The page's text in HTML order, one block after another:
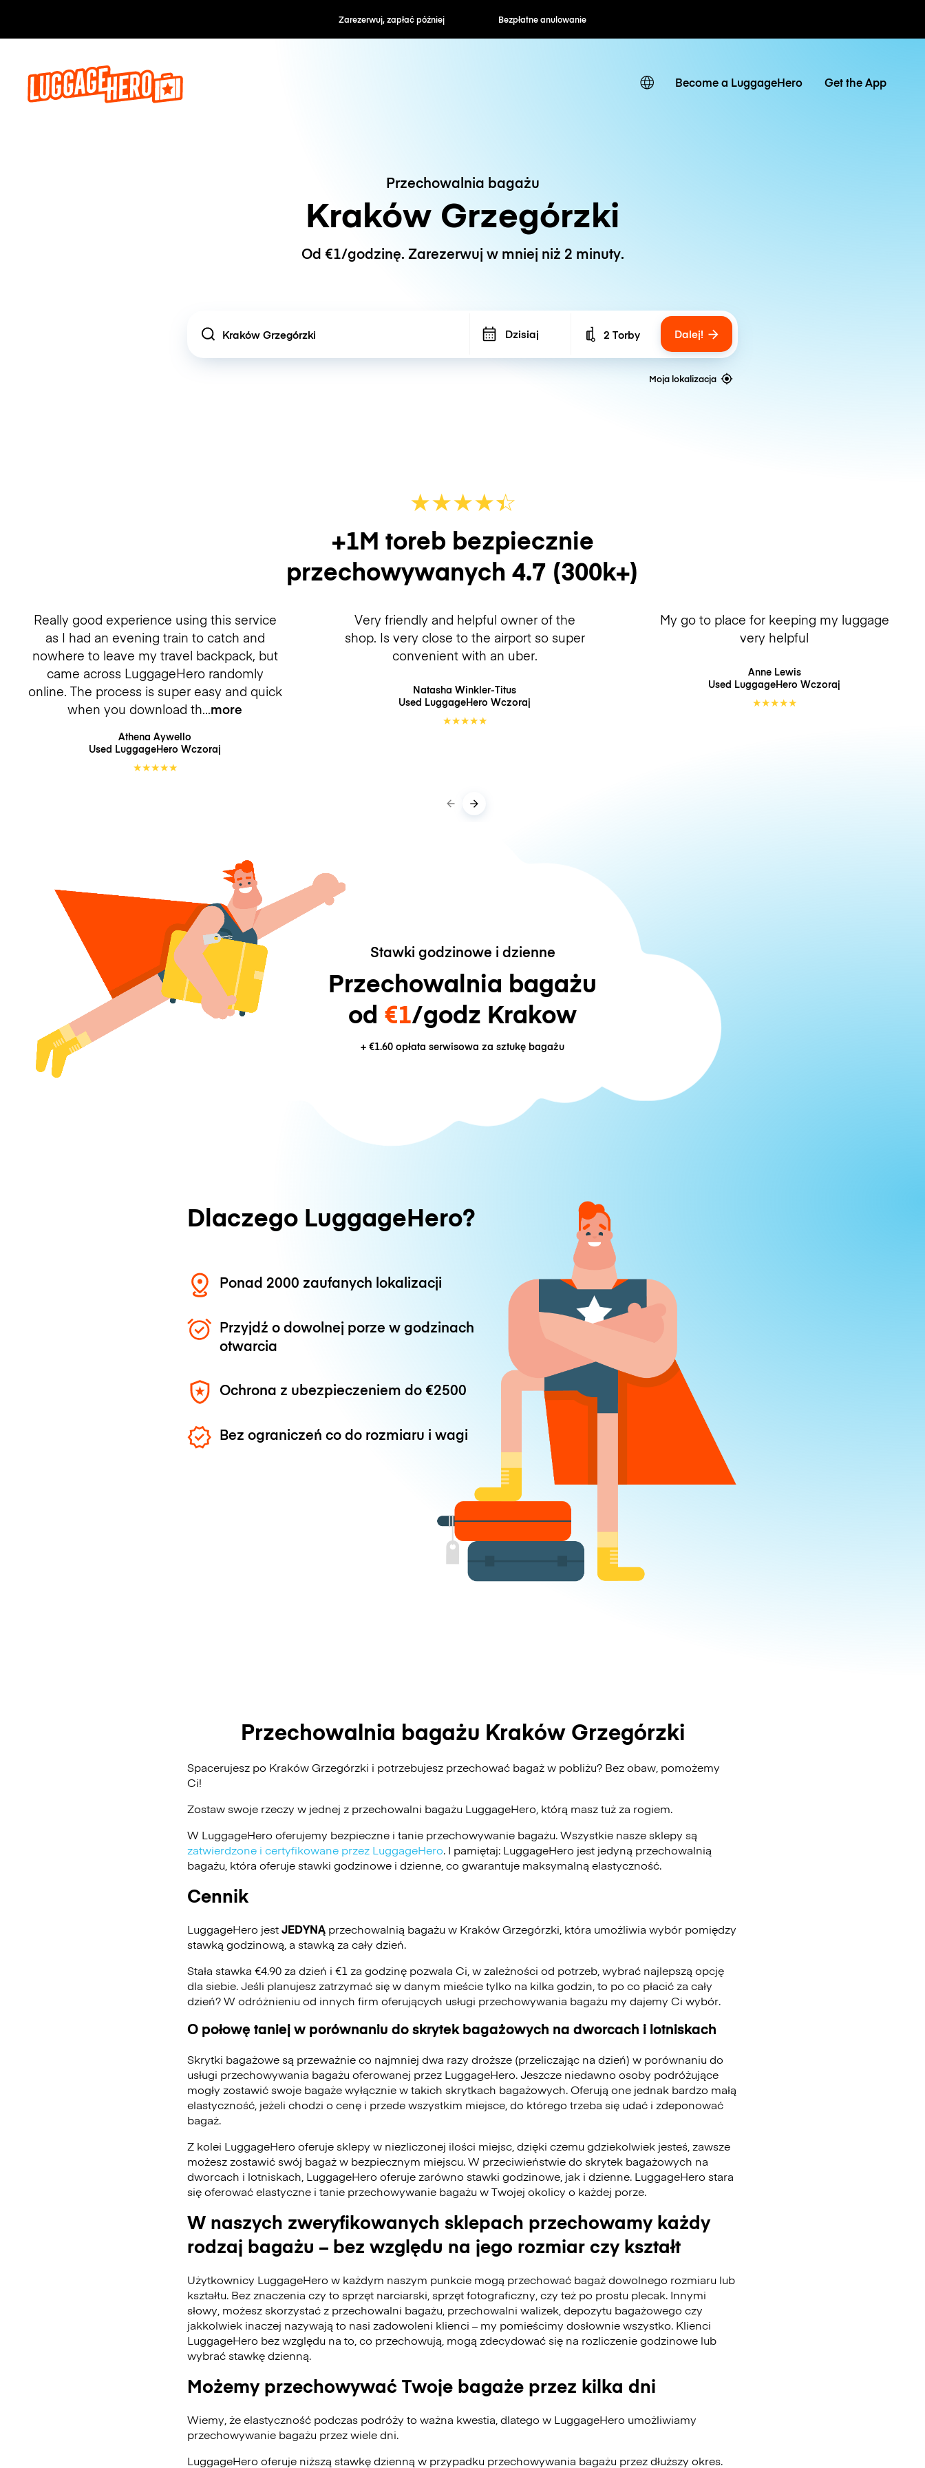
Zarezerwuj, zapłać później Bezpłatne anulowanie Stawki godzinowe / dzienne
Become a LuggageHero Get the App
Przechowalnia bagażu
Kraków Grzegórzki
Od €1/godzinę. Zarezerwuj w mniej niż 2 minuty.
Location Dzisiaj Number of bags
2 Torby Dalej!
Moja lokalizacja
★★★★☆
★
+1M toreb bezpiecznie
przechowywanych 4.7 (300k+)
Really good experience using this service
as I had an evening train to catch and
nowhere to leave my travel backpack, but
came across LuggageHero randomly
online. The process is super easy and quick
when you download th more
Athena Aywello
Used LuggageHero Wczoraj
★★★★★
Very friendly and helpful owner of the
shop. Is very close to the airport so super
convenient with an uber.
Natasha Winkler-Titus
Used LuggageHero Wczoraj
★★★★★
My go to place for keeping my luggage
very helpful
Anne Lewis
Used LuggageHero Wczoraj
★★★★★
Stawki godzinowe i dzienne
Przechowalnia bagażu
od €1/godz Krakow
+ €1.60 opłata serwisowa za sztukę bagażu
Dlaczego LuggageHero?
Ponad 2000 zaufanych lokalizacji
Przyjdź o dowolnej porze w godzinach
otwarcia
Ochrona z ubezpieczeniem do €2500
Bez ograniczeń co do rozmiaru i wagi
Przechowalnia bagażu Kraków Grzegórzki
Spacerujesz po Kraków Grzegórzki i potrzebujesz przechować bagaż w pobliżu? Bez obaw, pomożemy
Ci!
Zostaw swoje rzeczy w jednej z przechowalni bagażu LuggageHero , którą masz tuż za rogiem.
W LuggageHero oferujemy bezpieczne i tanie przechowywanie bagażu. Wszystkie nasze sklepy są
zatwierdzone i certyfikowane przez LuggageHero. I pamiętaj: LuggageHero jest jedyną przechowalnią
bagażu, która oferuje stawki godzinowe i dzienne, co gwarantuje maksymalną elastyczność.
Cennik
LuggageHero jestJEDYNĄ przechowalnią bagażu w Kraków Grzegórzki, która umożliwia wybór pomiędzy
stawką godzinową, a stawką za cały dzień.
Stała stawka €4.90 za dzień i €1 za godzinę pozwala Ci, w zależności od potrzeb, wybrać najlepszą opcję
dla siebie. Jeśli planujesz zatrzymać się w danym mieście tylko na kilka godzin, to po co płacić za cały
dzień? W odróżnieniu od innych firm oferujących usługi przechowywania bagażu my dajemy Ci wybór.
O połowę taniej w porównaniu do skrytek bagażowych na dworcach i lotniskach
Skrytki bagażowe są przeważnie co najmniej dwa razy droższe (przeliczając na dzień) w porównaniu do
usługi przechowywania bagażu oferowanej przez LuggageHero. Jeszcze niedawno osoby podróżujące
mogły zostawić swoje bagaże wyłącznie w takich skrytkach bagażowych. Oferują one jednak bardzo małą
elastyczność, jeżeli chodzi o cenę i przede wszystkim miejsce, do którego trzeba się udać i zdeponować
bagaż.
Z kolei LuggageHero oferuje sklepy w niezliczonej ilości miejsc, dzięki czemu gdziekolwiek jesteś, zawsze
możesz zostawić swój bagaż w bezpiecznym miejscu. W przeciwieństwie do skrytek bagażowych na
dworcach i lotniskach, LuggageHero oferuje zarówno stawki godzinowe, jak i dzienne. LuggageHero stara
się oferować elastyczne i tanie przechowywanie bagażu w Twojej okolicy o każdej porze.
W naszych zweryfikowanych sklepach przechowamy każdy
rodzaj bagażu – bez względu na jego rozmiar czy kształt
Użytkownicy LuggageHero w każdym naszym punkcie mogą przechować bagaż dowolnego rozmiaru lub
kształtu. Bez znaczenia czy to sprzęt narciarski, sprzęt fotograficzny, czy też po prostu plecak. Innymi
słowy, możesz skorzystać z przechowalni bagażu, przechowalni walizek, depozytu bagażowego czy
jakkolwiek inaczej nazywają to nasi zadowoleni klienci – my pomieścimy dosłownie wszystko. Klienci
LuggageHero bez względu na to, co przechowują, mogą zdecydować się na rozliczenie godzinowe lub
wybrać stawkę dzienną.
Możemy przechowywać Twoje bagaże przez kilka dni
Wiemy, że elastyczność podczas podróży to ważna kwestia, dlatego w LuggageHero umożliwiamy
przechowywanie bagażu przez wiele dni.
LuggageHero oferuje niższą stawkę dzienną w przypadku przechowywania bagażu przez dłuższy okres.